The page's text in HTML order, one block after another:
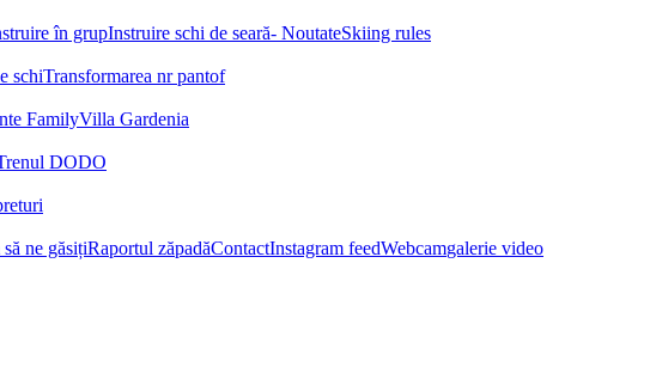
în grupInstruire schi de seară- NoutateSkiing rules
schiTransformarea nr pantof
FamilyVilla Gardenia
DODO
ne găsițiRaportul zăpadăContactInstagram feedWebcamgalerie video